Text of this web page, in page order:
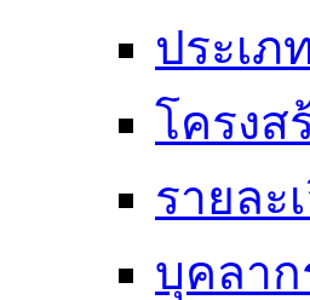
ประเภ
โครงส
รายละ
บุคลาก